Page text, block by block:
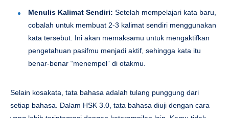
Menulis Kalimat Sendiri: Setelah mempelajari kata baru,
cobalah untuk membuat 2-3 kalimat sendiri menggunakan
kata tersebut. Ini akan memaksamu untuk mengaktifkan
pengetahuan pasifmu menjadi aktif, sehingga kata itu
benar-benar “menempel” di otakmu.
Selain kosakata, tata bahasa adalah tulang punggung dari
setiap bahasa. Dalam HSK 3.0, tata bahasa diuji dengan cara